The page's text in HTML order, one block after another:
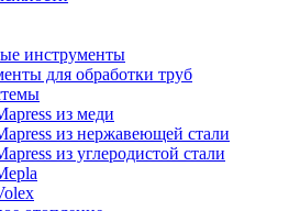
инструменты
для обработки труб
из меди
из нержавеющей стали
из углеродистой стали